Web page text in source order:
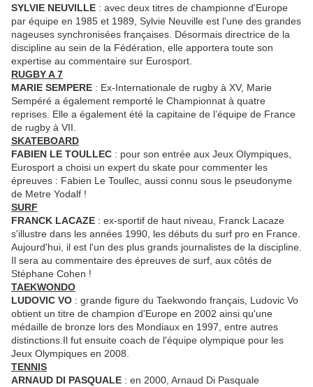
SYLVIE NEUVILLE : avec deux titres de championne d'Europe
par équipe en 1985 et 1989, Sylvie Neuville est l'une des grandes
nageuses synchronisées françaises. Désormais directrice de la
discipline au sein de la Fédération, elle apportera toute son
expertise au commentaire sur Eurosport.
RUGBY A 7
MARIE SEMPERE : Ex-Internationale de rugby à XV, Marie
Sempéré a également remporté le Championnat à quatre
reprises. Elle a également été la capitaine de l’équipe de France
de rugby à VII.
SKATEBOARD
FABIEN LE TOULLEC : pour son entrée aux Jeux Olympiques,
Eurosport a choisi un expert du skate pour commenter les
épreuves : Fabien Le Toullec, aussi connu sous le pseudonyme
de Metre Yodalf !
SURF
FRANCK LACAZE : ex-sportif de haut niveau, Franck Lacaze
s'illustre dans les années 1990, les débuts du surf pro en France.
Aujourd'hui, il est l'un des plus grands journalistes de la discipline.
Il sera au commentaire des épreuves de surf, aux côtés de
Stéphane Cohen !
TAEKWONDO
LUDOVIC VO : grande figure du Taekwondo français, Ludovic Vo
obtient un titre de champion d'Europe en 2002 ainsi qu'une
médaille de bronze lors des Mondiaux en 1997, entre autres
distinctions.Il fut ensuite coach de l'équipe olympique pour les
Jeux Olympiques en 2008.
TENNIS
ARNAUD DI PASQUALE : en 2000, Arnaud Di Pasquale